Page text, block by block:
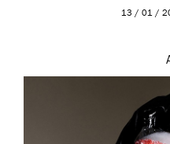
13 / 01 /